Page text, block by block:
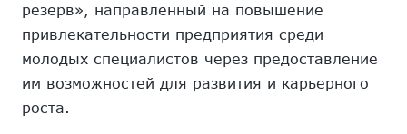
резерв», направленный на повышение
привлекательности предприятия среди
молодых специалистов через предоставление
им возможностей для развития и карьерного
роста.